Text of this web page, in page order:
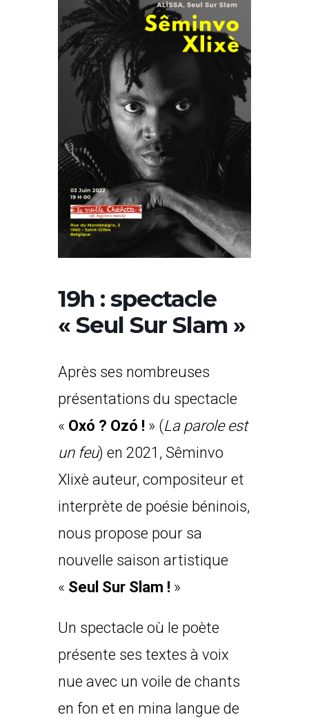
19h : spectacle
« Seul Sur Slam »
Après ses nombreuses
présentations du spectacle
« Oxó ? Ozó ! » (La parole est
un feu) en 2021, Sêminvo
Xlixè auteur, compositeur et
interprète de poésie béninois,
nous propose pour sa
nouvelle saison artistique
« Seul Sur Slam ! »
Un spectacle où le poète
présente ses textes à voix
nue avec un voile de chants
en fon et en mina langue de